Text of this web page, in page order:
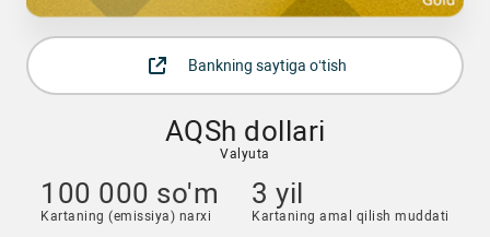
Bankning saytiga o‘tish
AQSh dollari
Valyuta
100 000 so'm
Kartaning (emissiya) narxi
3 yil
Kartaning amal qilish muddati